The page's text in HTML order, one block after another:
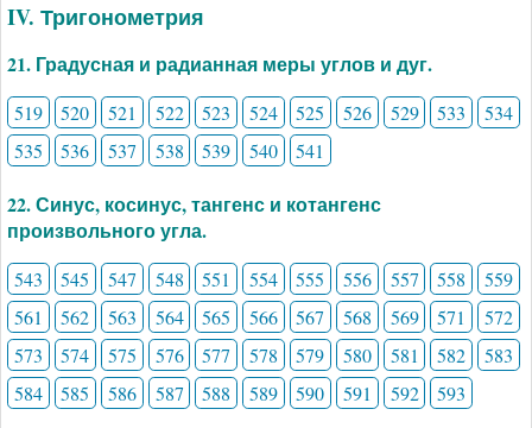
IV. Тригонометрия
21. Градусная и радианная меры углов и дуг.
519 520 521 522 523 524 525 526 529 533
534
535
536 537 538 539 540 541
22. Синус, косинус, тангенс и котангенс
произвольного угла.
543 545 547 548 551 554 555 556 557 558
559
561
562 563 564 565 566 567 568 569 571
572
573
574 575 576 577 578 579 580 581 582
583
584
585 586 587 588 589 590 591 592 593